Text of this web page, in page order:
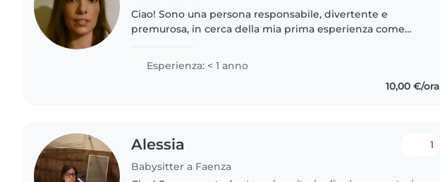
Ciao! Sono una persona responsabile, divertente e
premurosa, in cerca della mia prima esperienza come
disegnare, fare lavoretti..
Esperienza: < 1 anno
10,00 €/ora
Alessia
Babysitter a Faenza
1